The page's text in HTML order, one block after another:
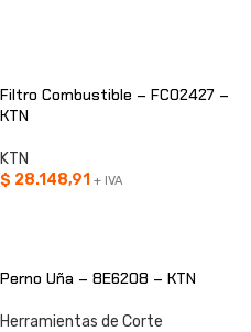
Filtro Combustible – FCO2427 –
KTN
KTN
$ 28.148,91 + IVA
Perno Uña – 8E6208 – KTN
Herramientas de Corte